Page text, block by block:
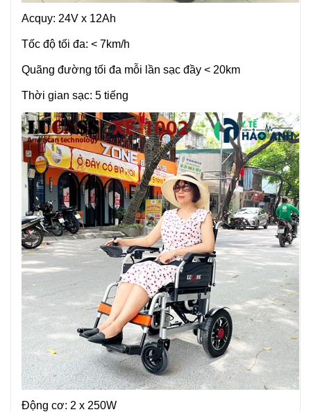
Acquy: 24V x 12Ah
Tốc độ tối đa: < 7km/h
Quãng đường tối đa mỗi lần sạc đầy < 20km
Thời gian sạc: 5 tiếng
Động cơ: 2 x 250W